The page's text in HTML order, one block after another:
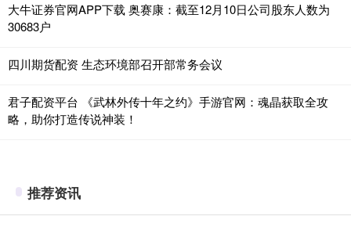
大牛证券官网APP下载 奥赛康：截至12月10日公司股东人数为
30683户
四川期货配资 生态环境部召开部常务会议
君子配资平台 《武林外传十年之约》手游官网：魂晶获取全攻
略，助你打造传说神装！
推荐资讯